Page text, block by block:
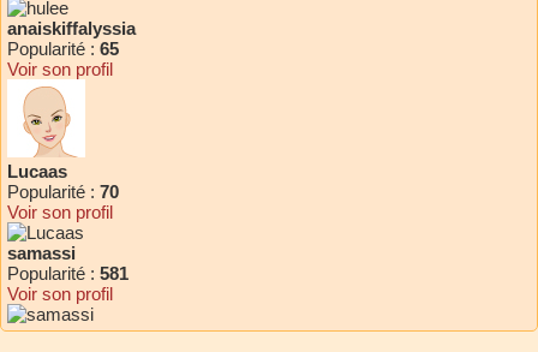
anaiskiffalyssia
Popularité : 65
Voir son profil
Lucaas
Popularité : 70
Voir son profil
samassi
Popularité : 581
Voir son profil